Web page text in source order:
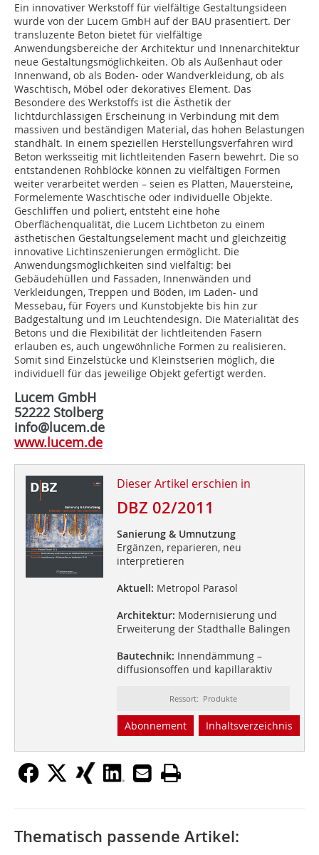
Ein innovativer Werkstoff für vielfältige Gestaltungsideen
wurde von der Lucem GmbH auf der BAU präsentiert. Der
transluzente Beton bietet für vielfältige
Anwendungsbereiche der Architektur und Innenarchitektur
neue Gestaltungsmöglichkeiten. Ob als Außenhaut oder
Innenwand, ob als Boden- oder Wandverkleidung, ob als
Waschtisch, Möbel oder dekoratives Element. Das
Besondere des Werkstoffs ist die Ästhetik der
lichtdurchlässigen Erscheinung in Verbindung mit dem
massiven und beständigen Material, das hohen Belastungen
standhält. In einem speziellen Herstellungsverfahren wird
Beton werksseitig mit lichtleitenden Fasern bewehrt. Die so
entstandenen Rohblöcke können zu vielfältigen Formen
weiter verarbeitet werden – seien es Platten, Mauersteine,
Formelemente Waschtische oder individuelle Objekte.
Geschliffen und poliert, entsteht eine hohe
Oberflächenqualität, die Lucem Lichtbeton zu einem
ästhetischen Gestaltungselement macht und gleichzeitig
innovative Lichtinszenierungen ermöglicht. Die
Anwendungsmöglichkeiten sind vielfältig: bei
Gebäudehüllen und Fassaden, Innenwänden und
Verkleidungen, Treppen und Böden, im Laden- und
Messebau, für Foyers und Kunstobjekte bis hin zur
Badgestaltung und im Leuchtendesign. Die Materialität des
Betons und die Flexibilität der lichtleitenden Fasern
erlauben es, auch ungewöhnliche Formen zu realisieren.
Somit sind Einzelstücke und Kleinstserien möglich, die
individuell für das jeweilige Objekt gefertigt werden.
Lucem GmbH
52222 Stolberg
info@lucem.de
www.lucem.de
Dieser Artikel erschien in
DBZ 02/2011
Sanierung & Umnutzung
Ergänzen, reparieren, neu
interpretieren
Aktuell: Metropol Parasol
Architektur: Modernisierung und
Erweiterung der Stadthalle Balingen
Bautechnik: Innendämmung –
diffusionsoffen und kapillaraktiv
Ressort: Produkte
Abonnement Inhaltsverzeichnis
Thematisch passende Artikel: